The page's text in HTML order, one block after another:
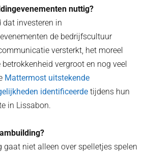
nuttig?
dat investeren in
de bedrijfscultuur
versterkt, het moreel
betrokkenheid vergroot en nog veel
Mattermost uitstekende
identificeerde tijdens hun
in Lissabon.
gaat niet alleen over spelletjes spelen